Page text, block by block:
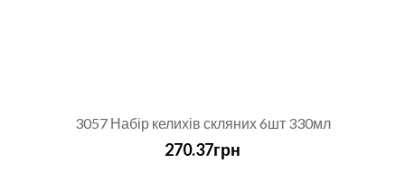
3057 Набір келихів скляних 6шт 330мл
270.37грн